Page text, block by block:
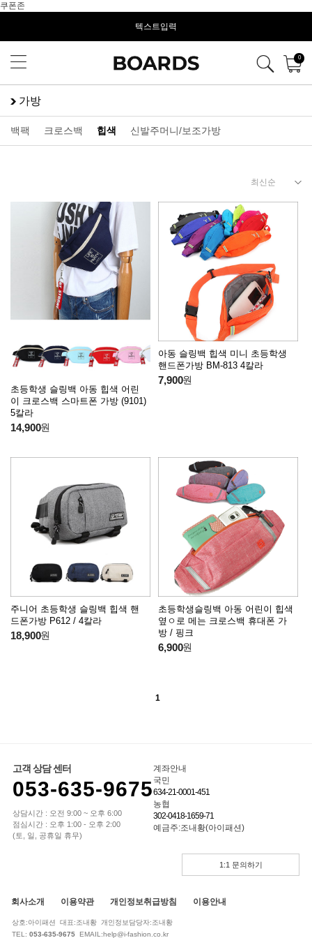
쿠폰존
텍스트입력
0
가방
백팩 크로스백 힙색 신발주머니/보조가방
초등학생 슬링백 아동 힙색 어린
이 크로스백 스마트폰 가방 (9101)
5칼라
14,900원
아동 슬링백 힙색 미니 초등학생
핸드폰가방 BM-813 4칼라
7,900원
주니어 초등학생 슬링백 힙색 핸
드폰가방 P612 / 4칼라
18,900원
초등학생슬링백 아동 어린이 힙색
옆ㅇ로 메는 크로스백 휴대폰 가
방 / 핑크
6,900원
1
고객 상담 센터
053-635-9675
상담시간 : 오전 9:00 ~ 오후 6:00
점심시간 : 오후 1:00 - 오후 2:00
(토, 일, 공휴일 휴무)
계좌안내
국민
634-21-0001-451
농협
302-0418-1659-71
예금주:조내황(아이패션)
1:1 문의하기
회사소개 이용약관 개인정보취급방침 이용안내
상호:아이패션 대표:조내황 개인정보담당자:조내황
TEL: 053-635-9675 EMAIL:help@i-fashion.co.kr